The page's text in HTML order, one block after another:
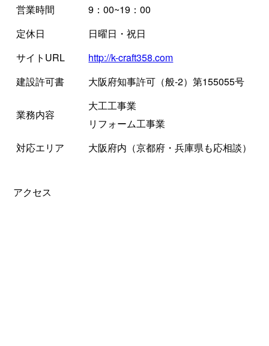
営業時間
9：00~19：00
定休日
日曜日・祝日
サイトURL
http://k-craft358.com
建設許可書
大阪府知事許可（般-2）第155055号
業務内容
大工工事業
リフォーム工事業
対応エリア
大阪府内（京都府・兵庫県も応相談）
アクセス